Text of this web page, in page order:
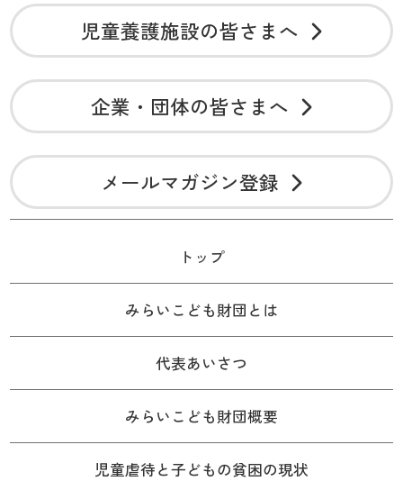
児童養護施設の皆さまへ
企業・団体の皆さまへ
メールマガジン登録
トップ
みらいこども財団とは
代表あいさつ
みらいこども財団概要
児童虐待と子どもの貧困の現状